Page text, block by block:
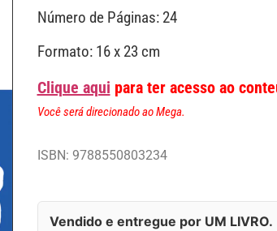
Número de Páginas: 24
Formato: 16 x 23 cm
Clique aqui para ter acesso ao
Você será direcionado ao Mega.
ISBN: 9788550803234
Vendido e entregue por UM LIVRO.